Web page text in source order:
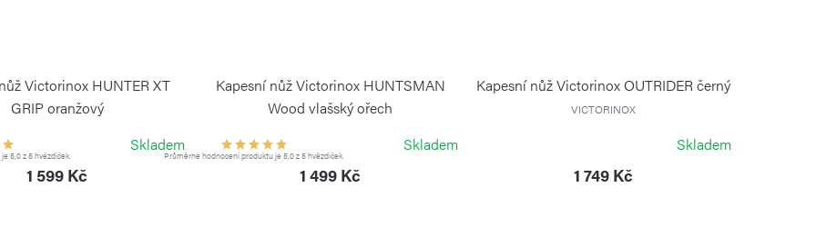
Victorinox HUNTER XT
GRIP oranžový
5,0 z 5 hvězdiček.
Skladem
1 599 Kč
Kapesní nůž Victorinox HUNTSMAN
Wood vlašský ořech
Průměrné hodnocení produktu je 5,0 z 5 hvězdiček.
Skladem
1 499 Kč
Kapesní nůž Victorinox OUTRIDER černý
VICTORINOX
Skladem
1 749 Kč